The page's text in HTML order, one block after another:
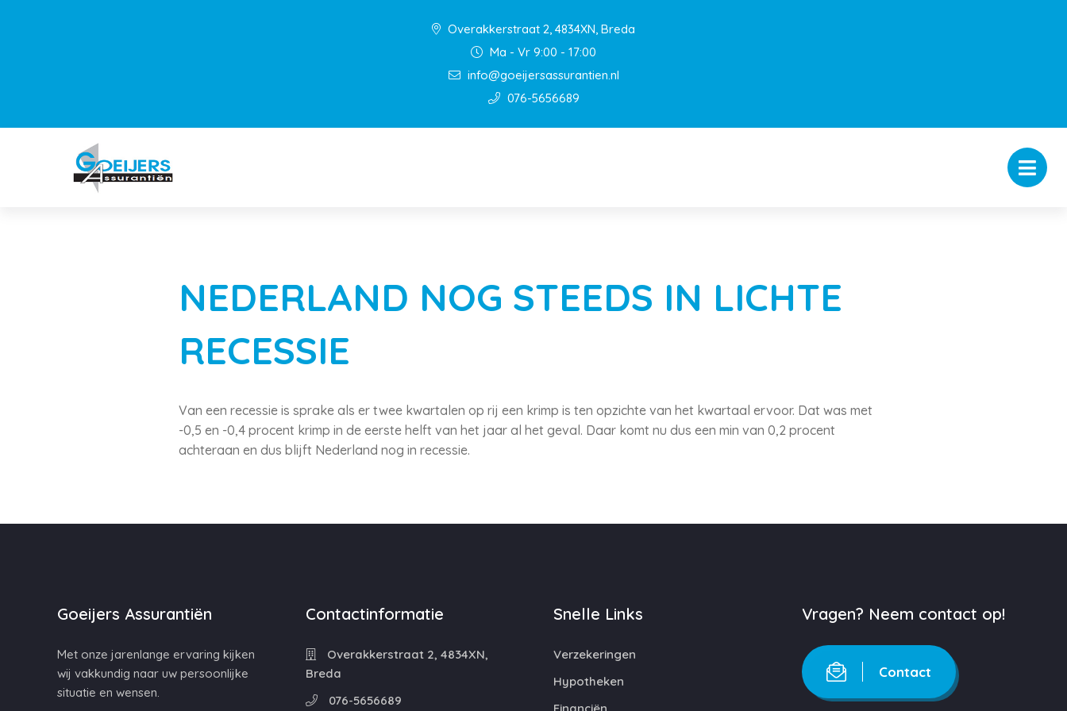
Overakkerstraat 2, 4834XN, Breda
Ma - Vr 9:00 - 17:00
info@goeijersassurantien.nl
076-5656689
NEDERLAND NOG STEEDS IN LICHTE
RECESSIE
Van een recessie is sprake als er twee kwartalen op rij een krimp is ten opzichte van het kwartaal ervoor. Dat was met
-0,5 en -0,4 procent krimp in de eerste helft van het jaar al het geval. Daar komt nu dus een min van 0,2 procent
achteraan en dus blijft Nederland nog in recessie.
Goeijers Assurantiën
Met onze jarenlange ervaring kijken
wij vakkundig naar uw persoonlijke
situatie en wensen.
Contactinformatie
Overakkerstraat 2, 4834XN,
Breda
076-5656689
Snelle Links
Verzekeringen
Hypotheken
Vragen? Neem contact op!
Contact